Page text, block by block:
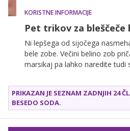
KORISTNE INFORMACIJE
Pet trikov za bleščeče
Ni lepšega od sijočega
bele zobe. Večini belino zob
marsikaj pa lahko naredite tudi
PRIKAZAN JE SEZNAM ZADNJIH 24
BESEDO SODA.